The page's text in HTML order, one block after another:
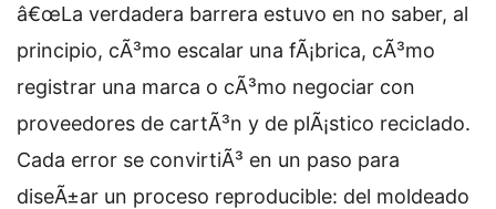
â€œLa verdadera barrera estuvo en no saber, al
principio, cÃ³mo escalar una fÃ¡brica, cÃ³mo
registrar una marca o cÃ³mo negociar con
proveedores de cartÃ³n y de plÃ¡stico reciclado.
Cada error se convirtiÃ³ en un paso para
diseÃ±ar un proceso reproducible: del moldeado